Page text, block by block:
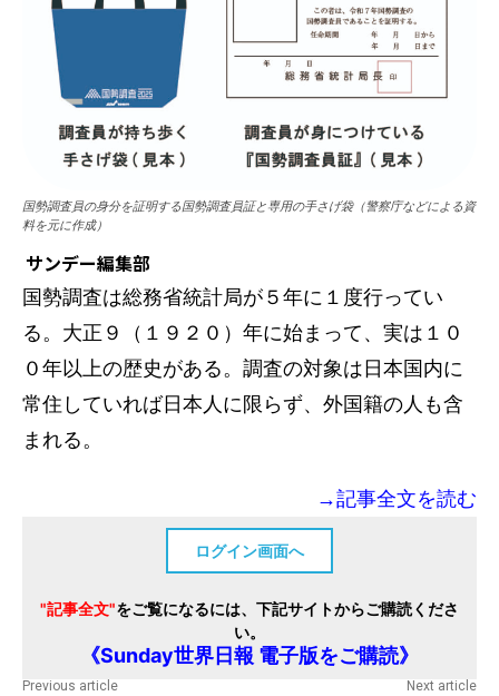
国勢調査員の身分を証明する国勢調査員証と専用の手さげ袋（警察庁などによる資
料を元に作成）
サンデー編集部
国勢調査は総務省統計局が５年に１度行ってい
る。大正９（１９２０）年に始まって、実は１０
０年以上の歴史がある。調査の対象は日本国内に
常住していれば日本人に限らず、外国籍の人も含
まれる。
→記事全文を読む
ログイン画面へ
"記事全文"をご覧になるには、下記サイトからご購読くださ
い。
《Sunday世界日報 電子版をご購読》
Previous article Next article